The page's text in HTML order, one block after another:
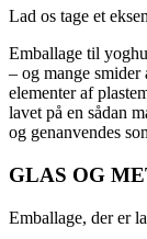
Lad os tage et
Emballage til
– og mange
elementer af
lavet på en sådan
og genanvendes
GLAS OG
Emballage, der er